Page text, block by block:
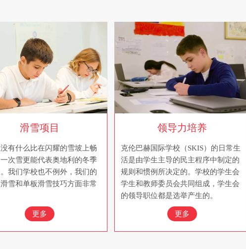
滑雪项目
有什么比在闪耀的雪坡上畅
次雪更能代表奥地利的冬季
我们学校也不例外，我们的
雪和单板滑雪技巧方面非常
更多
领导力培养
克伦巴赫国际学校（SKIS）的日常生
活是由学生主导的民主程序中制定的
规则和惯例所决定的。学校的学生会
学生和教师委员会共同组成，学生会
的领导职位都是选举产生的。
更多